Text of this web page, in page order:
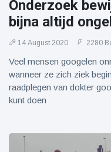
Onderzoek
bijna altijd
14 August 2020 2280
Veel mensen googelen
wanneer ze zich ziek
raadplegen van dokter
kunt doen